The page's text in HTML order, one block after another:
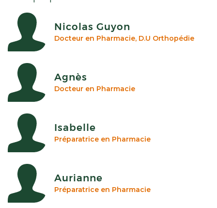
Nicolas Guyon
Docteur en Pharmacie, D.U Orthopédie
Agnès
Docteur en Pharmacie
Isabelle
Préparatrice en Pharmacie
Aurianne
Préparatrice en Pharmacie